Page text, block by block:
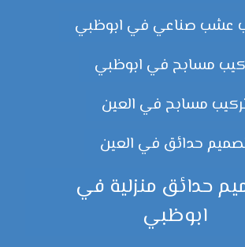
عشب صناعي في ابوظبي
مسابح في ابوظبي
مسابح في العين
حدائق في العين
حدائق منزلية في
ابوظبي